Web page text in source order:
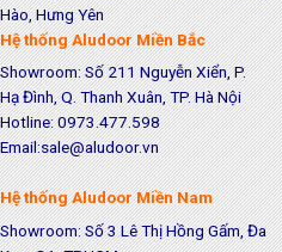
Hào, Hưng Yên
Hệ thống Aludoor Miền Bắc
Showroom: Số 211 Nguyễn Xiển, P.
Hạ Đình, Q. Thanh Xuân, TP. Hà Nội
Hotline: 0973.477.598
Email:sale@aludoor.vn
Hệ thống Aludoor Miền Nam
Showroom: Số 3 Lê Thị Hồng Gấm, Đa